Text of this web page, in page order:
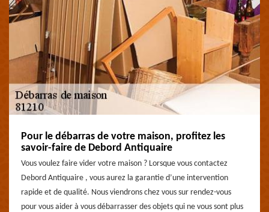
Pour le débarras de votre maison, profitez les
savoir-faire de Debord Antiquaire
Vous voulez faire vider votre maison ? Lorsque vous contactez
Debord Antiquaire , vous aurez la garantie d’une intervention
rapide et de qualité. Nous viendrons chez vous sur rendez-vous
pour vous aider à vous débarrasser des objets qui ne vous sont plus